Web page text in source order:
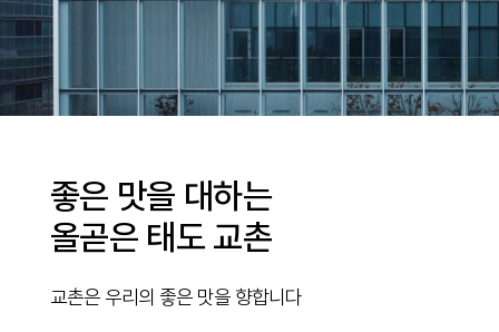
좋은 맛을 대하는
올곧은 태도 교촌
교촌은 우리의 좋은 맛을 향합니다